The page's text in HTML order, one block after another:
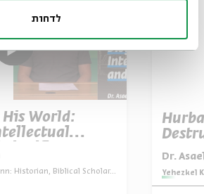
לדחות
His World:
Biblical Scholar, and Zionist Thinker
Dr.
Series:
Yehezkel